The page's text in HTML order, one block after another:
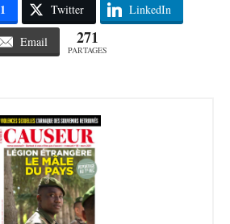
Twitter LinkedIn
Email 271
PARTAGES